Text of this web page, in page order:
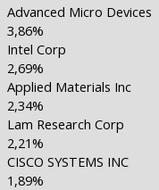
Advanced Micro Devices
3,86%
Intel Corp
2,69%
Applied Materials Inc
2,34%
Lam Research Corp
2,21%
CISCO SYSTEMS INC
1,89%